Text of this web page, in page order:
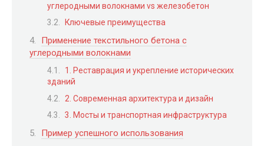
углеродными волокнами vs железобетон
Ключевые преимущества
Применение текстильного бетона с
углеродными волокнами
1. Реставрация и укрепление исторических
зданий
2. Современная архитектура и дизайн
3. Мосты и транспортная инфраструктура
Пример успешного использования